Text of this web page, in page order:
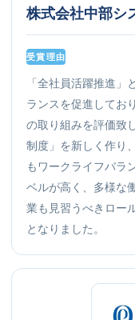
株式会社中部シ
受賞理由
「全社員活躍推進
ランスを促進してお
の取り組みを評価致
制度」を新しく作り
もワークライフバラ
ベルが高く、多様な
業も見習うべきロー
となりました。